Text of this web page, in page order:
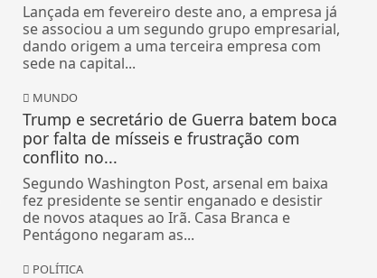
Lançada em fevereiro deste ano, a empresa já
se associou a um segundo grupo empresarial,
dando origem a uma terceira empresa com
sede na capital...
MUNDO
Trump e secretário de Guerra batem boca
por falta de mísseis e frustração com
conflito no...
Segundo Washington Post, arsenal em baixa
fez presidente se sentir enganado e desistir
de novos ataques ao Irã. Casa Branca e
Pentágono negaram as...
POLÍTICA